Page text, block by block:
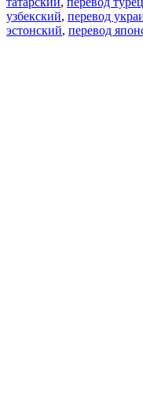
узбекский, перевод
эстонский, перевод